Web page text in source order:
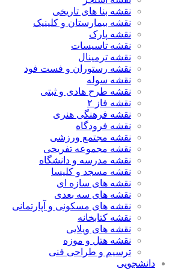
نقشه بنا های تاریخی
نقشه بیمارستان و کلینیک
نقشه پارک
نقشه تاسیسات
نقشه ترمینال
نقشه رستوران و فست فود
نقشه سوله
نقشه طرح هادی و ثبتی
نقشه فاز ۲
نقشه فرهنگی هنری
نقشه فرودگاه
نقشه مجتمع ورزشی
نقشه مجموعه تفریحی
نقشه مدرسه و دانشگاه
نقشه مسجد و کلیسا
نقشه های سازه ای
نقشه های سه بعدی
نقشه های مسکونی و آپارتمانی
نقشه کتابخانه
نقشه های ویلایی
نقشه هتل و موزه
ترسیم و طراحی فنی
دانشجویی